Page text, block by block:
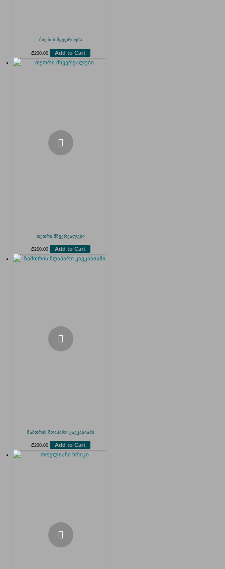
მთების მყუდროება
₾200.00 Add to Cart
თეთრი მწვერვალები
₾200.00 Add to Cart
ზამთრის ზღაპარი კავკასიაში
₾200.00 Add to Cart